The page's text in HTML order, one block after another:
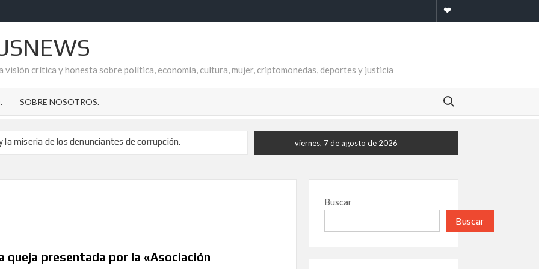
Newsletter
visión crítica y honesta sobre política, economía, cultura, mujer, criptomonedas, deportes y justicia
SOBRE NOSOTROS.
Buscar:
la miseria de los denunciantes de corrupción.
de la impunidad socialista en el Aljarafe sevillano
viernes, 7 de agosto de 2026
queja presentada por la «Asociación
Buscar
Buscar